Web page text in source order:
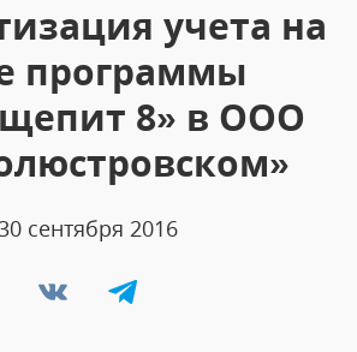
учета на
программы
8» в ООО
сентября 2016